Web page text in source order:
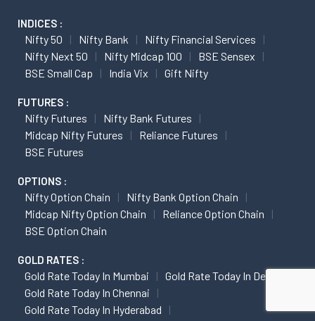
INDICES :
Nifty 50 Nifty Bank
Nifty Financial Services
Nifty Next 50
Nifty Midcap 100
BSE Sensex
BSE Small Cap
India Vix Gift Nifty
FUTURES :
Nifty Futures
Nifty Bank Futures
Midcap Nifty Futures
Reliance Futures
BSE Futures
OPTIONS :
Nifty Option Chain
Nifty Bank Option Chain
Midcap Nifty Option Chain
Reliance Option Chain
BSE Option Chain
GOLD RATES :
Gold Rate Today In Mumbai
Gold Rate Today In Delhi
Gold Rate Today In Chennai
Gold Rate Today In Hyderabad